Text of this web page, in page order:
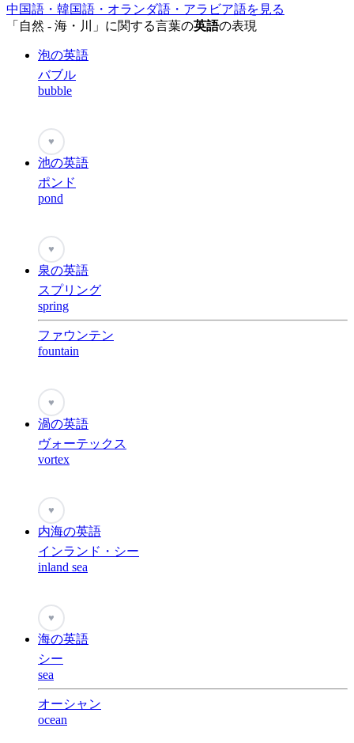
中国語・韓国語・オランダ語・アラビア語を見る
「自然 - 海・川」に関する言葉の英語の表現
泡の英語
バブル
bubble
♥
池の英語
ポンド
pond
♥
泉の英語
スプリング
spring
ファウンテン
fountain
♥
渦の英語
ヴォーテックス
vortex
♥
内海の英語
インランド・シー
inland sea
♥
海の英語
シー
sea
オーシャン
ocean